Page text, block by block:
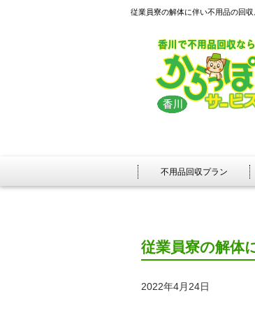
従業員寮の解体に伴い不用品の回
不用品回収プラン
従業員寮の解体
2022年4月24日